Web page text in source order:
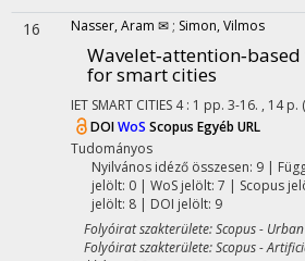
16 Nasser, Aram ✉ ; Simon, Vilmos
for smart cities
IET SMART CITIES 4: 1 pp. 3-16. , 14 p.
DOIWoS Scopus Egyéb URL
Tudományos
Nyilvános idéző összesen: 9|
jelölt: 0 | WoS jelölt: 7 | Scopus
jelölt: 8 | DOI jelölt: 9
Folyóirat szakterülete: Scopus -
Folyóirat szakterülete: Scopus -